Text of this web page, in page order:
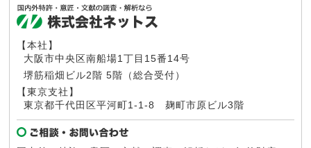
【本社】
大阪市中央区南船場1丁目15番14号
堺筋稲畑ビル2階 5階（総合受付）
【東京支社】
東京都千代田区平河町1-1-8
麹町市原ビル3階